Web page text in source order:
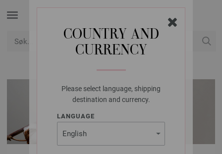
COUNTRY AND
CURRENCY
Please select language, shipping
destination and currency.
LANGUAGE